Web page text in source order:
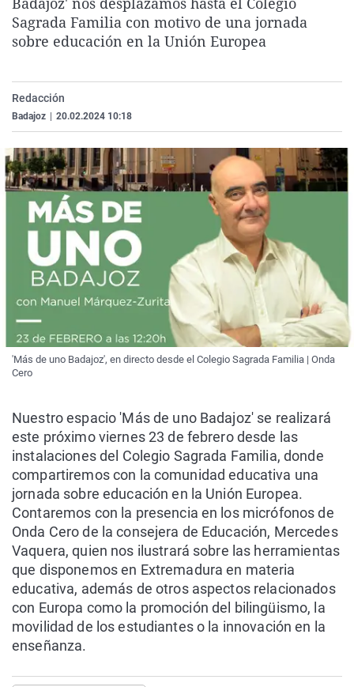
La rosa de los vientos
Gente viajera
Caso
Retornados
Extremadura
Galicia
Virales
Televisión
Sagrada Familia con motivo de una jornada
sobre educación en la Unión Europea
Redacción
Badajoz 20.02.2024 10:18
'Más de uno Badajoz', en directo desde el Colegio Sagrada Familia | Onda
Cero
Nuestro espacio 'Más de uno Badajoz' se realizará
este próximo viernes 23 de febrero desde las
instalaciones del Colegio Sagrada Familia, donde
compartiremos con la comunidad educativa una
jornada sobre educación en la Unión Europea.
Contaremos con la presencia en los micrófonos de
Onda Cero de la consejera de Educación, Mercedes
Vaquera, quien nos ilustrará sobre las herramientas
que disponemos en Extremadura en materia
educativa, además de otros aspectos relacionados
con Europa como la promoción del bilingüismo, la
movilidad de los estudiantes o la innovación en la
enseñanza.